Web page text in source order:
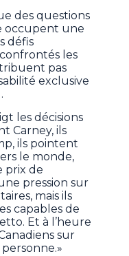
des questions
occupent une
défis
les
pas
exclusive
les décisions
Carney, ils
ils pointent
le monde,
prix de
pression sur
mais ils
capables de
Et à l’heure
sur